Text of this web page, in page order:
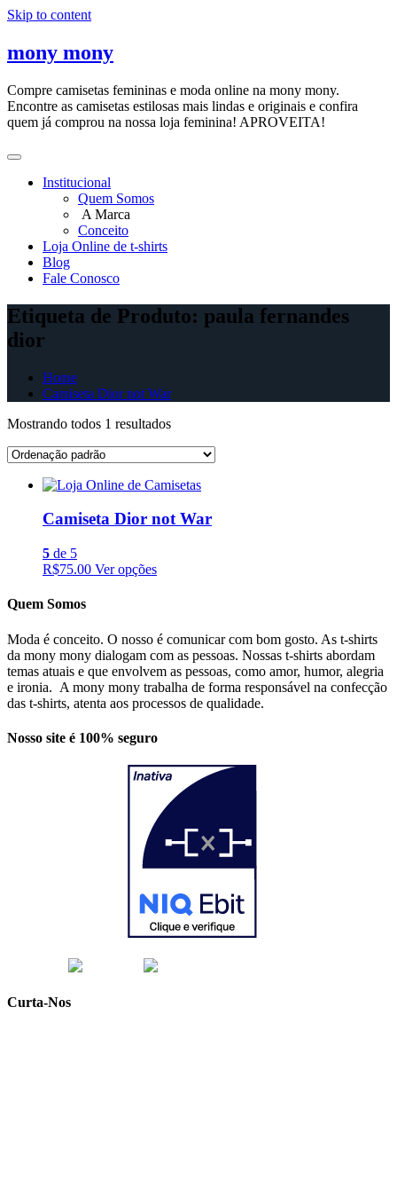
Skip to content
mony mony
Compre camisetas femininas e moda online na mony mony.
Encontre as camisetas estilosas mais lindas e originais e confira
quem já comprou na nossa loja feminina! APROVEITA!
Institucional
Quem Somos
A Marca
Conceito
Loja Online de t-shirts
Blog
Fale Conosco
Etiqueta de Produto: paula fernandes
dior
Home
Camiseta Dior not War
Mostrando todos 1 resultados
Camiseta Dior not War
5 de 5
R$75.00 Ver opções
Quem Somos
Moda é conceito. O nosso é comunicar com bom gosto. As t-shirts
da mony mony dialogam com as pessoas. Nossas t-shirts abordam
temas atuais e que envolvem as pessoas, como amor, humor, alegria
e ironia. A mony mony trabalha de forma responsável na confecção
das t-shirts, atenta aos processos de qualidade.
Nosso site é 100% seguro
Curta-Nos